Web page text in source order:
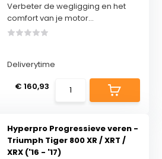
Verbeter de wegligging en het
comfort van je motor...
Deliverytime
€ 160,93
Hyperpro Progressieve veren -
Triumph Tiger 800 XR / XRT /
XRX ('16 - '17)